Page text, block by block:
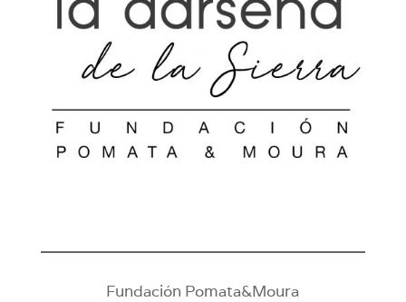
Fundación Pomata&Moura